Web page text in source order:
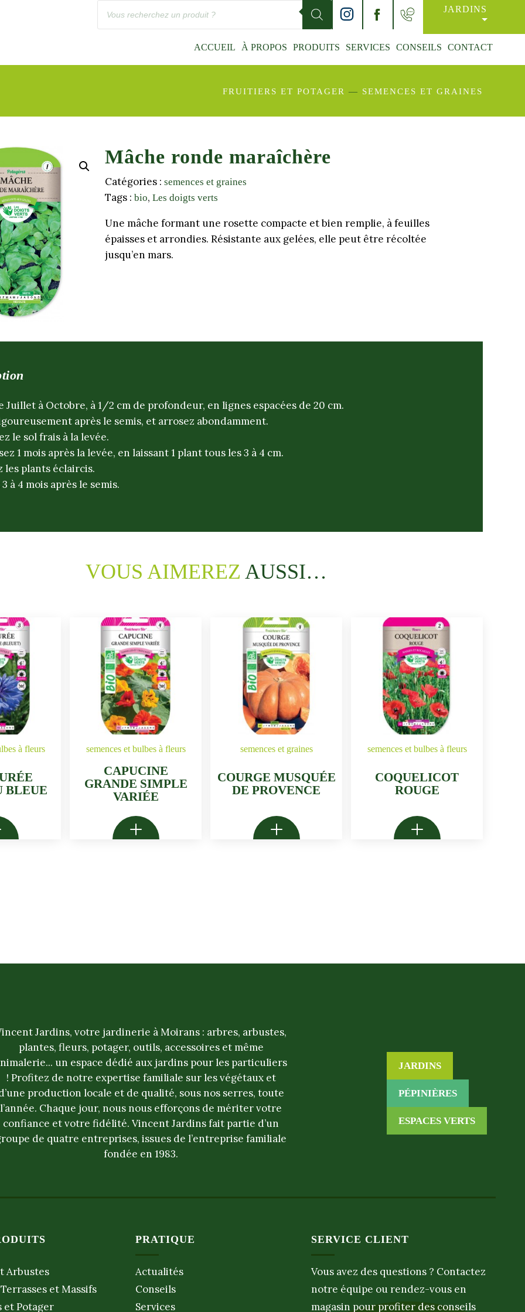
Recherche
de
ACCUEIL À PROPOS PRODUITS SERVICES CONSEILS CONTACT
FRUITIERS ET POTAGER — SEMENCES ET GRAINES
Mâche ronde maraîchère
Catégories : semences et graines
Tags : bio, Les doigts verts
Une mâche formant une rosette compacte et bien remplie, à feuilles
épaisses et arrondies. Résistante aux gelées, elle peut être récoltée
jusqu’en mars.
Juillet à Octobre, à 1/2 cm de profondeur, en lignes espacées de 20 cm.
après le semis, et arrosez abondamment.
le sol frais à la levée.
1 mois après la levée, en laissant 1 plant tous les 3 à 4 cm.
les plants éclaircis.
à 4 mois après le semis.
VOUS AIMEREZ AUSSI…
à fleurs
BLEUE
semences et bulbes à fleurs
CAPUCINE
GRANDE SIMPLE
VARIÉE
semences et graines
COURGE MUSQUÉE
DE PROVENCE
semences et bulbes à fleurs
COQUELICOT
ROUGE
Jardins, votre jardinerie à Moirans : arbres, arbustes,
plantes, fleurs, potager, outils, accessoires et même
un espace dédié aux jardins pour les particuliers
! Profitez de notre expertise familiale sur les végétaux et
production locale et de qualité, sous nos serres, toute
l’année. Chaque jour, nous nous efforçons de mériter votre
confiance et votre fidélité. Vincent Jardins fait partie d’un
de quatre entreprises, issues de l’entreprise familiale
fondée en 1983.
JARDINS
PÉPINIÈRES
ESPACES VERTS
Arbustes
et Massifs
Potager
PRATIQUE
Actualités
Conseils
Services
SERVICE CLIENT
Vous avez des questions ? Contactez
notre équipe ou rendez-vous en
magasin pour profiter des conseils